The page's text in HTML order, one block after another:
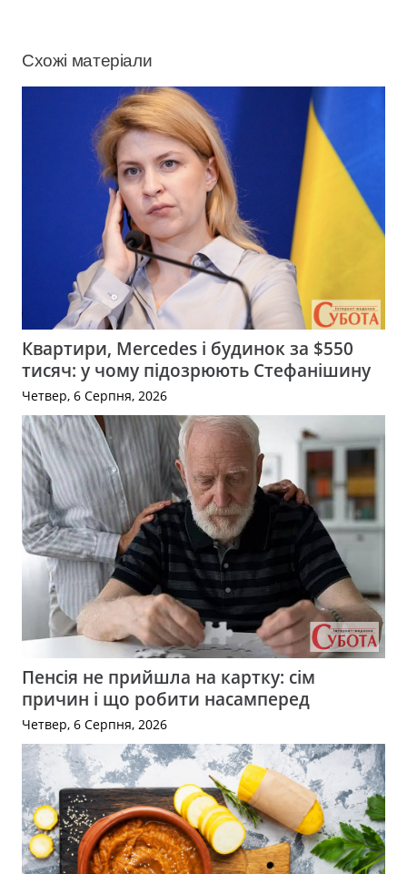
Схожі матеріали
Квартири, Mercedes і будинок за $550
тисяч: у чому підозрюють Стефанішину
Четвер, 6 Серпня, 2026
Пенсія не прийшла на картку: сім
причин і що робити насамперед
Четвер, 6 Серпня, 2026